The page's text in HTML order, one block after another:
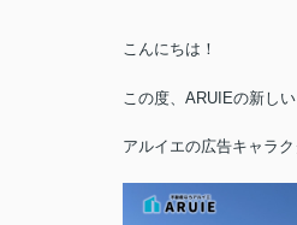
こんにちは！
この度、ARUIEの新しい
アルイエの広告キャラ